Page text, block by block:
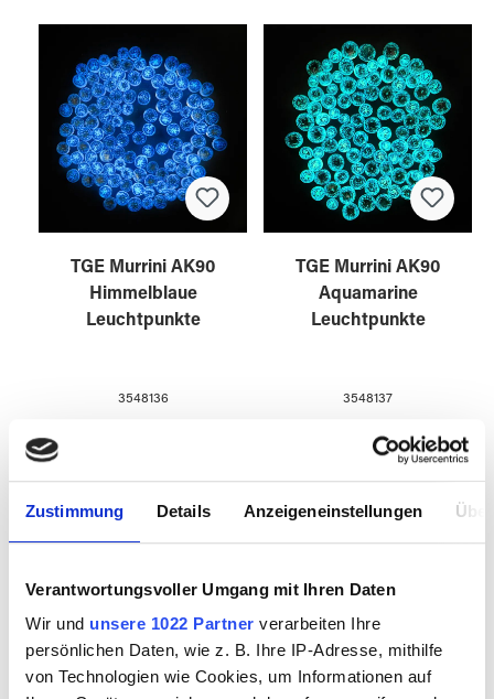
Zustimmung Details Anzeigeneinstellungen
Verantwortungsvoller Umgang mit Ihren Daten
Wir und unsere 1022 Partner verarbeiten Ihre
persönlichen Daten, wie z. B. Ihre IP-Adresse, mithilfe
von Technologien wie Cookies, um Informationen auf
TGE Murrini AK90
Himmelblaue
Leuchtpunkte
3548136
TGE Murrini AK90
Aquamarine
Leuchtpunkte
3548137